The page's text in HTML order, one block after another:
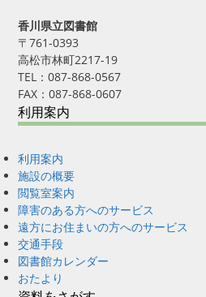
香川県立図書館
〒761-0393
高松市林町2217-19
TEL：087-868-0567
FAX：087-868-0607
利用案内
利用案内
施設の概要
閲覧室案内
障害のある方へのサービス
遠方にお住まいの方へのサービス
交通手段
図書館カレンダー
おたより